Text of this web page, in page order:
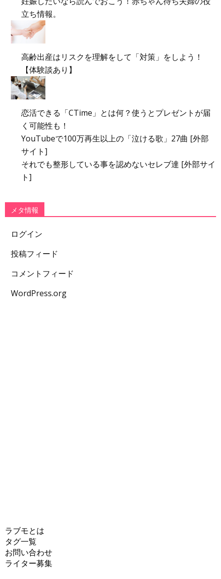
立ち情報。
高齢出産はリスクを理解をして「対策」をしよう！
【体験談あり】
恋活できる「CTime」とは何？使うとプレゼントが届
く可能性も！
YouTubeで100万再生以上の「泣ける歌」27曲 [外部
サイト]
それでも整形している事を認めないセレブ達 [外部サイ
ト]
メタ情報
ログイン
投稿フィード
コメントフィード
WordPress.org
ラブモとは
タグ一覧
お問い合わせ
ライター募集